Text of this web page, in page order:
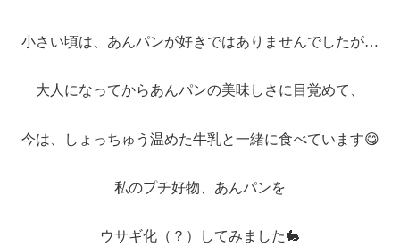
小さい頃は、あんパンが好きではありませんでしたが…
大人になってからあんパンの美味しさに目覚めて、
今は、しょっちゅう温めた牛乳と一緒に食べています😋
私のプチ好物、あんパンを
ウサギ化（？）してみました🐇